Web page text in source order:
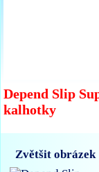
Depend Slip
kalhotky
Zvětšit obrázek